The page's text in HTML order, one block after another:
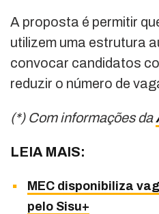
A proposta é permitir
utilizem uma estrutura
convocar candidatos
reduzir o número de
(*) Com informações da
LEIA MAIS:
MEC disponibiliza
pelo Sisu+